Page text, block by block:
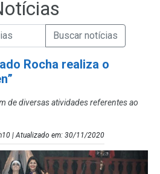
de Notícias
informaçõesEnviar a Busca de Notícias
Rocha realiza o
de diversas atividades referentes ao
| Atualizado em: 30/11/2020